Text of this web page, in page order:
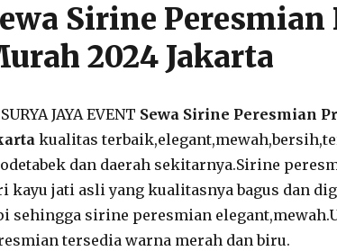
Sirine Peresmian
2024 Jakarta
JAYA EVENT Sewa Sirine Peresmian
kualitas
dan daerah sekitarnya.Sirine
kayu jati asli yang kualitasnya bagus dan
sehingga sirine peresmian
tersedia warna merah dan biru.